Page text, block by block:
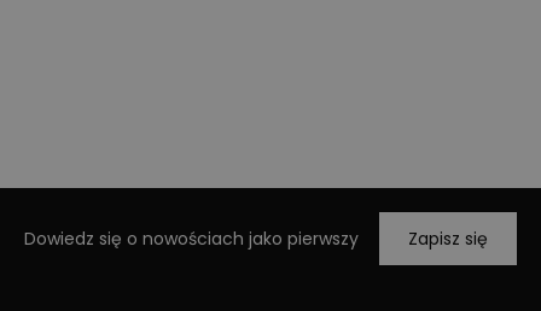
Dowiedz się o nowościach jako pierwszy Zapisz się